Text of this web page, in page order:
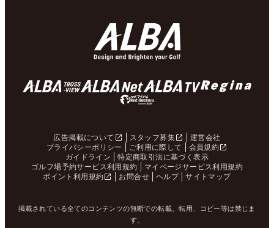
広告掲載について スタッフ募集
運営会社
プライバシーポリシー
ご利用に際して
会員規約
ガイドライン
特定商取引法に基づく表示
ゴルフ場予約サービス利用規約
マイページサービス利用規約
ポイント利用規約
お問合せ ヘルプ サイトマップ
掲載されている全てのコンテンツの無断での転載、転用、コピー等は禁じま
す。